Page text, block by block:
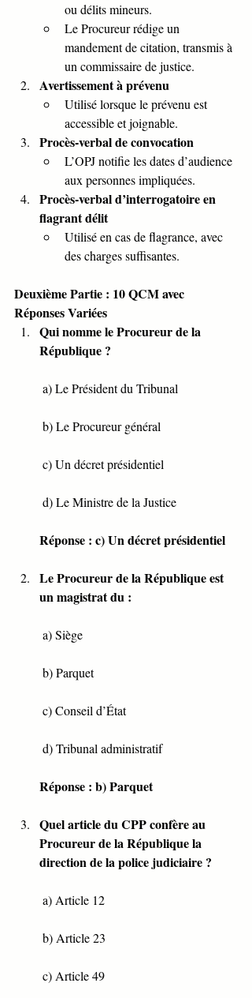
ou délits mineurs.
Le Procureur rédige un
mandement de citation, transmis à
un commissaire de justice.
Avertissement à prévenu
Utilisé lorsque le prévenu est
accessible et joignable.
Procès-verbal de convocation
L’OPJ notifie les dates d’audience
aux personnes impliquées.
Procès-verbal d’interrogatoire en
flagrant délit
Utilisé en cas de flagrance, avec
des charges suffisantes.
Deuxième Partie : 10 QCM avec
Réponses Variées
Qui nomme le Procureur de la
République ?
a) Le Président du Tribunal
b) Le Procureur général
c) Un décret présidentiel
d) Le Ministre de la Justice
Réponse : c) Un décret présidentiel
Le Procureur de la République est
un magistrat du :
a) Siège
b) Parquet
c) Conseil d’État
d) Tribunal administratif
Réponse : b) Parquet
Quel article du CPP confère au
Procureur de la République la
direction de la police judiciaire ?
a) Article 12
b) Article 23
c) Article 49